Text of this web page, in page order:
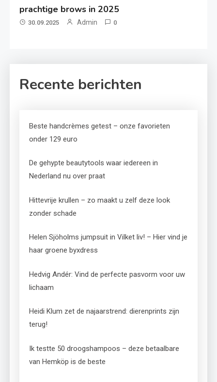
prachtige brows in 2025
30.09.2025 Admin 0
Recente berichten
Beste handcrèmes getest – onze favorieten
onder 129 euro
De gehypte beautytools waar iedereen in
Nederland nu over praat
Hittevrije krullen – zo maakt u zelf deze look
zonder schade
Helen Sjöholms jumpsuit in Vilket liv! – Hier vind je
haar groene byxdress
Hedvig Andér: Vind de perfecte pasvorm voor uw
lichaam
Heidi Klum zet de najaarstrend: dierenprints zijn
terug!
Ik testte 50 droogshampoos – deze betaalbare
van Hemköp is de beste